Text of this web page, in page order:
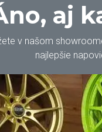
aj
v našom
najlepšie